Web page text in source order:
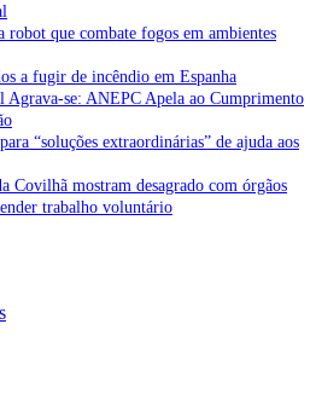
robot que combate fogos em ambientes
a fugir de incêndio em Espanha
Agrava-se: ANEPC Apela ao Cumprimento
“soluções extraordinárias” de ajuda aos
Covilhã mostram desagrado com órgãos
trabalho voluntário